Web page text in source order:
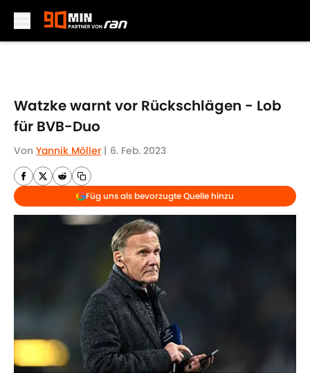
Watzke warnt vor Rückschlägen - Lob
für BVB-Duo
Von Yannik Möller | 6. Feb. 2023
Füg uns als bevorzugte Quelle hinzu